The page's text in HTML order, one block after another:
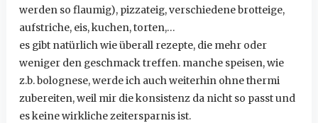
werden so flaumig), pizzateig, verschiedene brotteige,
aufstriche, eis, kuchen, torten,…
es gibt natürlich wie überall rezepte, die mehr oder
weniger den geschmack treffen. manche speisen, wie
z.b. bolognese, werde ich auch weiterhin ohne thermi
zubereiten, weil mir die konsistenz da nicht so passt und
es keine wirkliche zeitersparnis ist.